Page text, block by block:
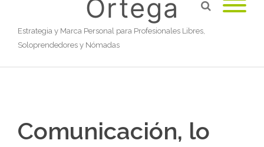
Ortega
Estrategia y Marca Personal para Profesionales Libres,
Soloprendedores y Nómadas
Comunicación, lo